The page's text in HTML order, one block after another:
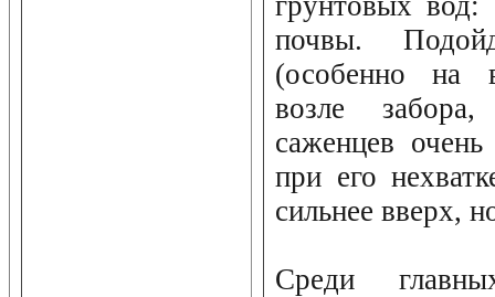
почвы.
(особенно на
возле
саженцев
при его
сильнее вверх,
Среди